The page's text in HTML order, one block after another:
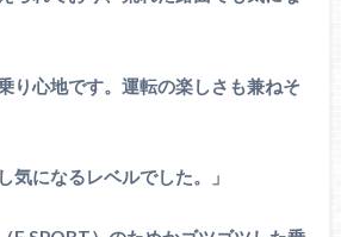
り心地です。運転の楽しさも兼ねそ
気になるレベルでした。」